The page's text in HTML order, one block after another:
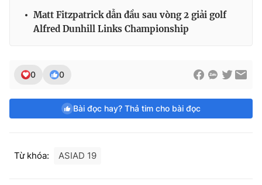
Matt Fitzpatrick dẫn đầu sau vòng 2 giải golf
Alfred Dunhill Links Championship
0 0
Bài đọc hay? Thả tim cho bài đọc
Từ khóa: ASIAD 19